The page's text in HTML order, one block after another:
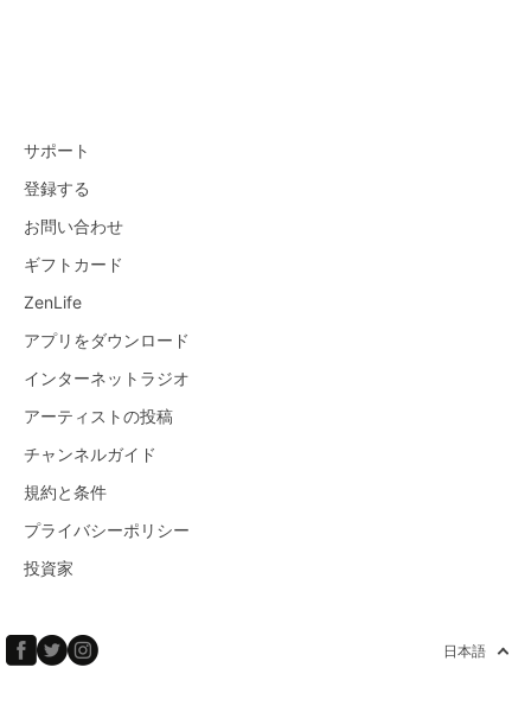
サポート
登録する
お問い合わせ
ギフトカード
ZenLife
アプリをダウンロード
インターネットラジオ
アーティストの投稿
チャンネルガイド
規約と条件
プライバシーポリシー
投資家
日本語